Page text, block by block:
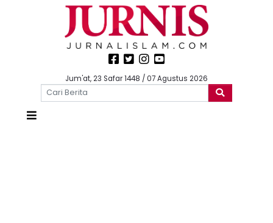
Jum'at, 23 Safar 1448 / 07 Agustus 2026